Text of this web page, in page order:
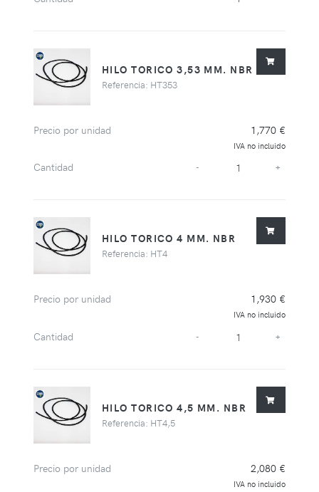
HILO TORICO 3,53 MM. NBR
Referencia: HT353
Precio por unidad 1,770 €
IVA no incluido
Cantidad - +
HILO TORICO 4 MM. NBR
Referencia: HT4
Precio por unidad 1,930 €
IVA no incluido
Cantidad - +
HILO TORICO 4,5 MM. NBR
Referencia: HT4,5
Precio por unidad 2,080 €
IVA no incluido